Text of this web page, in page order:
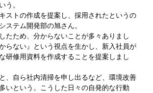
う。
ストの作成を提案し、採用されたというの
ステム開発部の旭さん。
たため、分からないことが多々ありまし
らない』という視点を生かし、新入社員が
研修用資料を作成することを提案しまし
、自ら社内清掃を申し出るなど、環境改善
いという。こうした日々の自発的な行動